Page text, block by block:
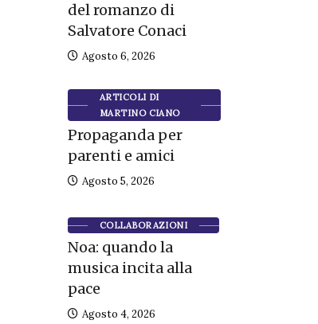
del romanzo di
Salvatore Conaci
Agosto 6, 2026
ARTICOLI DI
MARTINO CIANO
Propaganda per
parenti e amici
Agosto 5, 2026
COLLABORAZIONI
Noa: quando la
musica incita alla
pace
Agosto 4, 2026